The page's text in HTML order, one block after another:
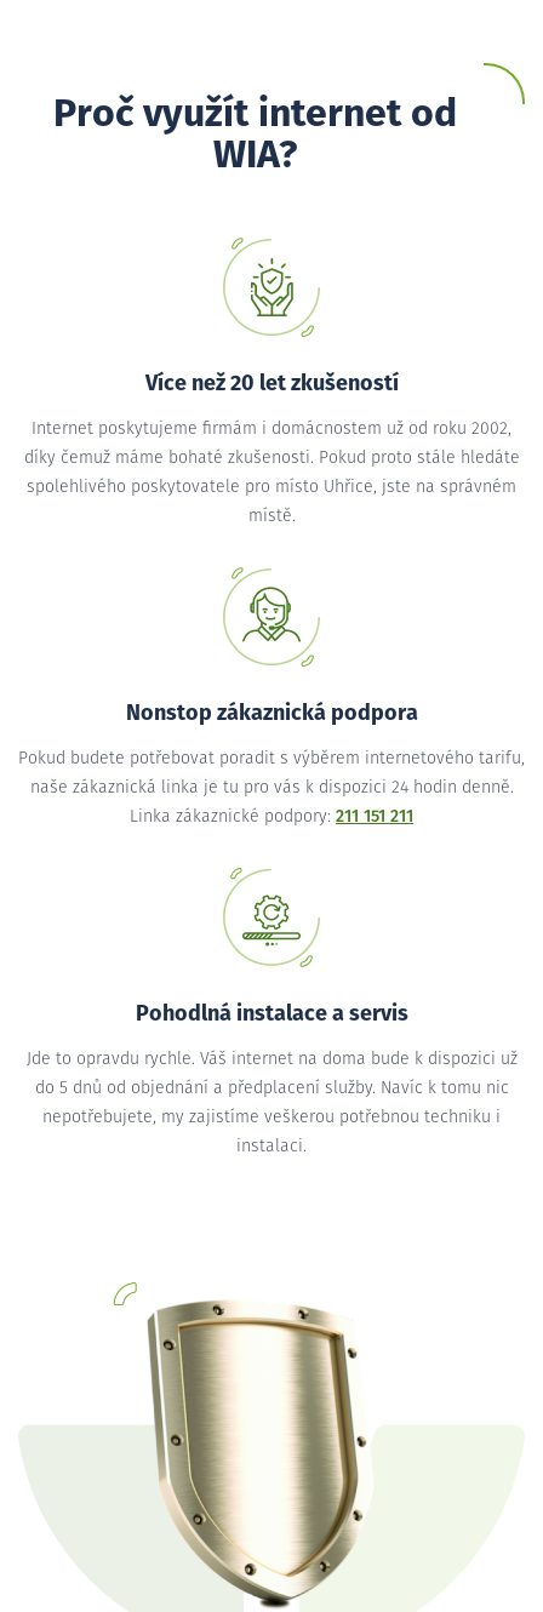
Proč využít internet od
WIA?
Více než 20 let zkušeností
Internet poskytujeme firmám i domácnostem už od roku 2002,
díky čemuž máme bohaté zkušenosti. Pokud proto stále hledáte
spolehlivého poskytovatele pro místo Uhřice, jste na správném
místě.
Nonstop zákaznická podpora
Pokud budete potřebovat poradit s výběrem internetového tarifu,
naše zákaznická linka je tu pro vás k dispozici 24 hodin denně.
Linka zákaznické podpory: 211 151 211
Pohodlná instalace a servis
Jde to opravdu rychle. Váš internet na doma bude k dispozici už
do 5 dnů od objednání a předplacení služby. Navíc k tomu nic
nepotřebujete, my zajistíme veškerou potřebnou techniku i
instalaci.